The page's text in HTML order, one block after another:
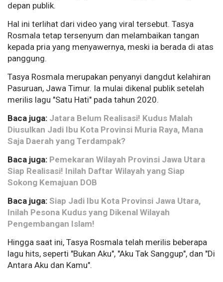
depan publik.
Hal ini terlihat dari video yang viral tersebut. Tasya
Rosmala tetap tersenyum dan melambaikan tangan
kepada pria yang menyawernya, meski ia berada di atas
panggung.
Tasya Rosmala merupakan penyanyi dangdut kelahiran
Pasuruan, Jawa Timur. Ia mulai dikenal publik setelah
merilis lagu "Satu Hati" pada tahun 2020.
Baca juga: Jatara Belum Realisasi! Kudus Malah
Diusulkan Jadi Ibu Kota Provinsi Muria Raya, Mana
Saja Daerah yang Terdampak?
Baca juga: Pemekaran Wilayah Provinsi Jawa Utara
Siap Realisasi! Inilah Daftar Wilayah yang Siap
Sokong Kemajuan DOB
Baca juga: Siap Jadi Ibu Kota Provinsi Jawa Utara,
Inilah Pesona Kudus yang Dikenal Wilayah
Pengembangan Islam!
Hingga saat ini, Tasya Rosmala telah merilis beberapa
lagu hits, seperti "Bukan Aku", "Aku Tak Sanggup", dan "Di
Antara Aku dan Kamu".